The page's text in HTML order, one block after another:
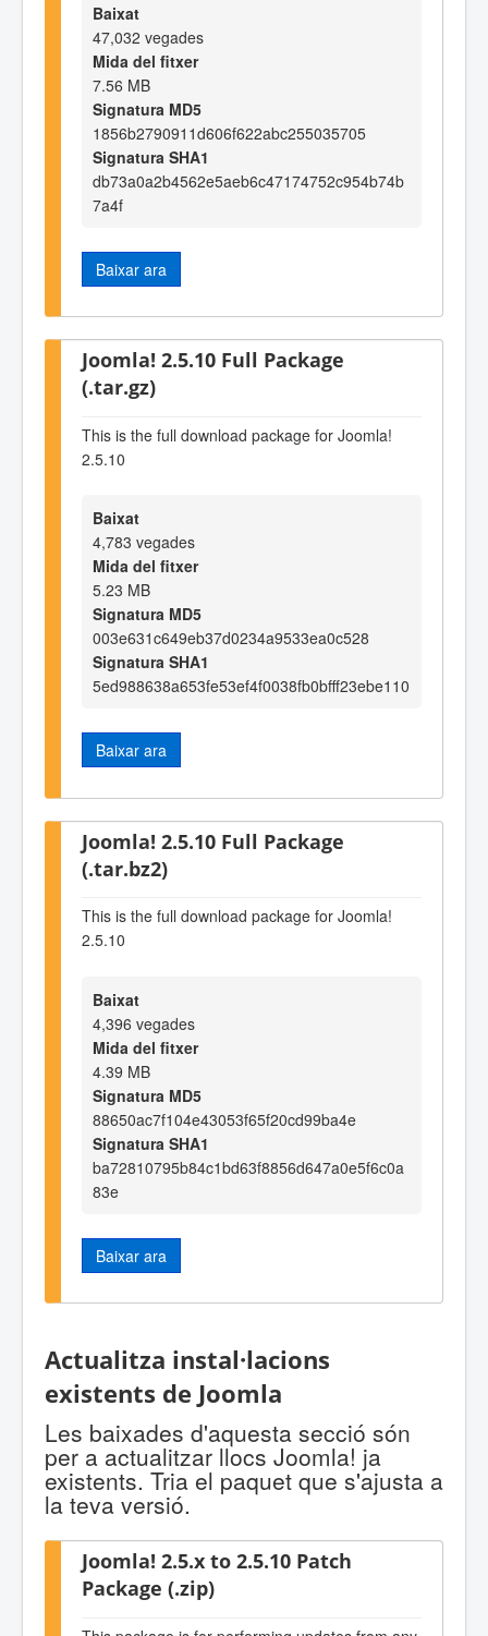
Baixat
47,032 vegades
Mida del fitxer
7.56 MB
Signatura MD5
1856b2790911d606f622abc255035705
Signatura SHA1
db73a0a2b4562e5aeb6c47174752c954b74b
7a4f
Baixar ara
Joomla! 2.5.10 Full Package
(.tar.gz)
This is the full download package for Joomla!
2.5.10
Baixat
4,783 vegades
Mida del fitxer
5.23 MB
Signatura MD5
003e631c649eb37d0234a9533ea0c528
Signatura SHA1
5ed988638a653fe53ef4f0038fb0bfff23ebe110
Baixar ara
Joomla! 2.5.10 Full Package
(.tar.bz2)
This is the full download package for Joomla!
2.5.10
Baixat
4,396 vegades
Mida del fitxer
4.39 MB
Signatura MD5
88650ac7f104e43053f65f20cd99ba4e
Signatura SHA1
ba72810795b84c1bd63f8856d647a0e5f6c0a
83e
Baixar ara
Actualitza instal·lacions
existents de Joomla
Les baixades d'aquesta secció són
per a actualitzar llocs Joomla! ja
existents. Tria el paquet que s'ajusta a
la teva versió.
Joomla! 2.5.x to 2.5.10 Patch
Package (.zip)